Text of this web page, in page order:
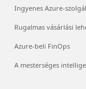
Ingyenes Azure-
Rugalmas vásárlási
Azure-beli FinOps
A mesterséges